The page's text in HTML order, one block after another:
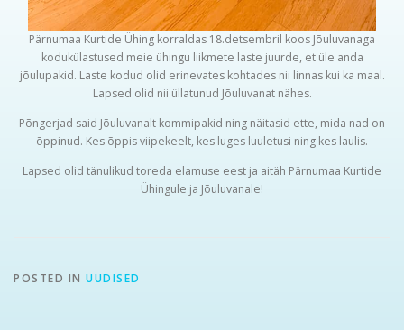
Pärnumaa Kurtide Ühing korraldas 18.detsembril koos Jõuluvanaga
kodukülastused meie ühingu liikmete laste juurde, et üle anda
jõulupakid. Laste kodud olid erinevates kohtades nii linnas kui ka maal.
Lapsed olid nii üllatunud Jõuluvanat nähes.
Põngerjad said Jõuluvanalt kommipakid ning näitasid ette, mida nad on
õppinud. Kes õppis viipekeelt, kes luges luuletusi ning kes laulis.
Lapsed olid tänulikud toreda elamuse eest ja aitäh Pärnumaa Kurtide
Ühingule ja Jõuluvanale!
POSTED IN UUDISED